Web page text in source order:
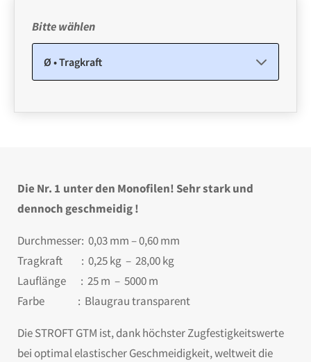
Bitte wählen
Die Nr. 1 unter den Monofilen! Sehr stark und
dennoch geschmeidig !
Durchmesser: 0,03 mm – 0,60 mm
Tragkraft : 0,25 kg – 28,00 kg
Lauflänge : 25 m – 5000 m
Farbe : Blaugrau transparent
Die STROFT GTM ist, dank höchster Zugfestigkeitswerte
bei optimal elastischer Geschmeidigkeit, weltweit die